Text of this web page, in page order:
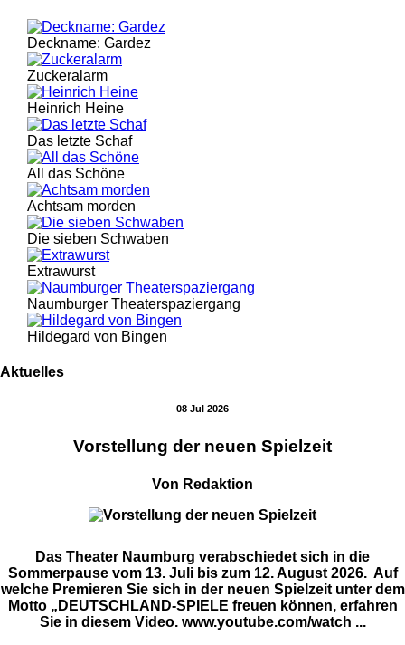
Deckname: Gardez
Zuckeralarm
Heinrich Heine
Das letzte Schaf
All das Schöne
Achtsam morden
Die sieben Schwaben
Extrawurst
Naumburger Theaterspaziergang
Hildegard von Bingen
Aktuelles
08 Jul 2026
Vorstellung der neuen Spielzeit
Von Redaktion
Das Theater Naumburg verabschiedet sich in die
Sommerpause vom 13. Juli bis zum 12. August 2026. Auf
welche Premieren Sie sich in der neuen Spielzeit unter dem
Motto „DEUTSCHLAND-SPIELE freuen können, erfahren
Sie in diesem Video. www.youtube.com/watch ...